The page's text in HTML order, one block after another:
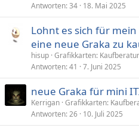
Antworten 34 18. Mai 2025
Lohnt es sich für
eine neue Graka zu
hisup Grafikkarten:
Antworten 41 7. Juni 2025
neue Graka für mini
Kerrigan Grafikkarten:
Antworten 26 10. Juli 2025